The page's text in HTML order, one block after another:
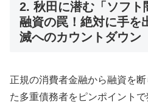
2. 秋田に潜む「ソフト
融資の罠！絶対に手を
滅へのカウントダウン
正規の消費者金融から融資を
た多重債務者をピンポイント